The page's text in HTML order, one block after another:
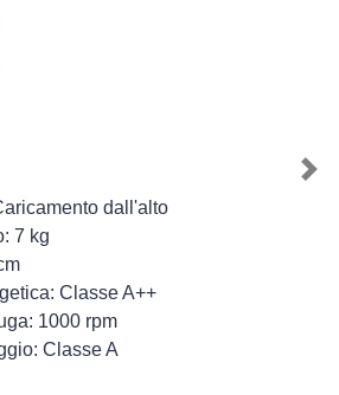
dall'alto
7 kg
Classe A++
1000 rpm
Classe A